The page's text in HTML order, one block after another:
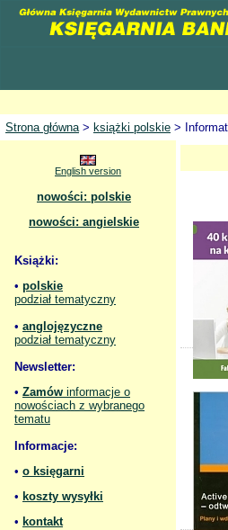
Strona główna> książki polskie >
English version
nowości: polskie
nowości: angielskie
Książki:
• polskie
podział tematyczny
• anglojęzyczne
podział tematyczny
Newsletter:
• Zamów informacje o
nowościach z wybranego
tematu
Informacje:
• o księgarni
• koszty wysyłki
• kontakt